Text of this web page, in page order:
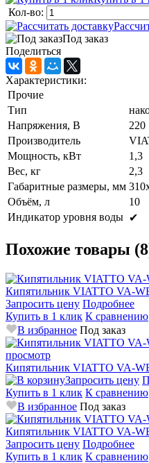
Кол-во:
Под заказ
Поделиться
Характеристики:
Прочие
Тип
Напряжения, В
220
Производитель
Мощность, кВт
1,3
Вес, кг
2,3
Габаритные размеры, мм
Объём, л
10
Индикатор уровня воды ✔
Похожие товары
Кипятильник VIATTO VA-
Запросить цену Подробнее
Купить в 1 клик К сравнению
В избранное Под заказ
просмотр
Кипятильник VIATTO VA-
Запросить цену
Купить в 1 клик К сравнению
В избранное Под заказ
Кипятильник VIATTO VA-
Запросить цену Подробнее
Купить в 1 клик К сравнению